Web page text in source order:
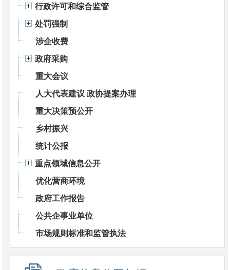
行政许可和综合监管
处罚强制
涉企收费
政府采购
重大会议
人大代表建议 政协提案办理
重大决策预公开
乡村振兴
统计公报
重点领域信息公开
优化营商环境
政府工作报告
公共企事业单位
市场规则标准和监管执法